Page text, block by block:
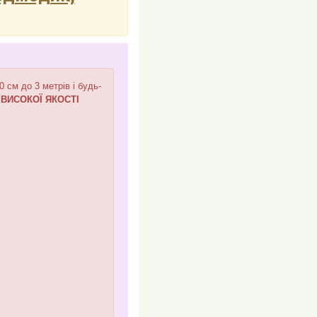
см до 3 метрів і будь-
ВИСОКОЇ ЯКОСТІ